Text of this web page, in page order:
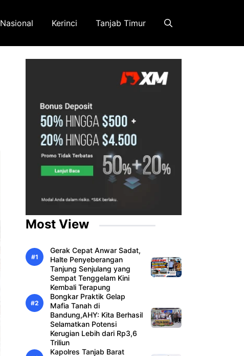
Nasional Kerinci Tanjab Timur
Most View
Gerak Cepat Anwar Sadat,
Halte Penyeberangan
Tanjung Senjulang yang
Sempat Tenggelam Kini
Kembali Terapung
Bongkar Praktik Gelap
Mafia Tanah di
Bandung,AHY: Kita Berhasil
Selamatkan Potensi
Kerugian Lebih dari Rp3,6
Triliun
Kapolres Tanjab Barat